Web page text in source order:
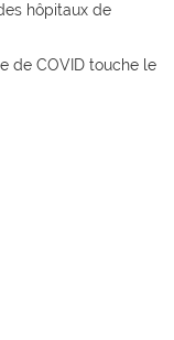
hôpitaux de